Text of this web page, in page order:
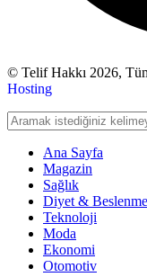
© Telif Hakkı 2026,
Hosting
Ana Sayfa
Magazin
Sağlık
Diyet & Beslenme
Teknoloji
Moda
Ekonomi
Otomotiv